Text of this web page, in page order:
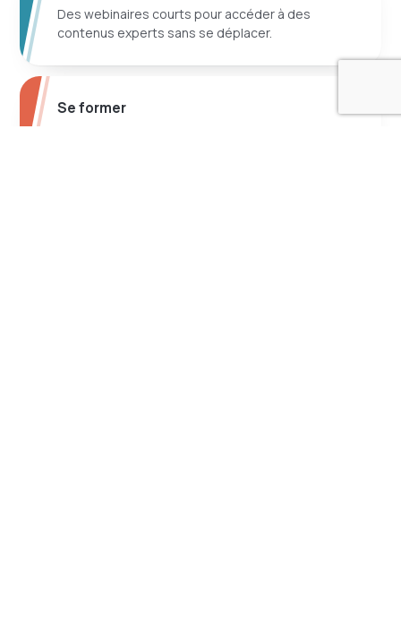
Des webinaires courts pour accéder à des
contenus experts sans se déplacer.
Se former